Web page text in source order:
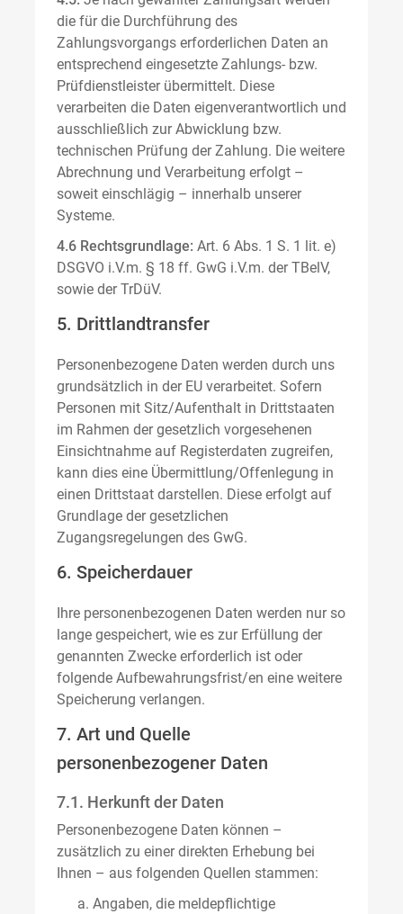
die für die Durchführung des
Zahlungsvorgangs erforderlichen Daten an
entsprechend eingesetzte Zahlungs- bzw.
Prüfdienstleister übermittelt. Diese
verarbeiten die Daten eigenverantwortlich und
ausschließlich zur Abwicklung bzw.
technischen Prüfung der Zahlung. Die weitere
Abrechnung und Verarbeitung erfolgt –
soweit einschlägig – innerhalb unserer
Systeme.
4.6 Rechtsgrundlage: Art. 6 Abs. 1 S. 1 lit. e)
DSGVO i.V.m. § 18 ff. GwG i.V.m. der TBelV,
sowie der TrDüV.
5. Drittlandtransfer
Personenbezogene Daten werden durch uns
grundsätzlich in der EU verarbeitet. Sofern
Personen mit Sitz/Aufenthalt in Drittstaaten
im Rahmen der gesetzlich vorgesehenen
Einsichtnahme auf Registerdaten zugreifen,
kann dies eine Übermittlung/Offenlegung in
einen Drittstaat darstellen. Diese erfolgt auf
Grundlage der gesetzlichen
Zugangsregelungen des GwG.
6. Speicherdauer
Ihre personenbezogenen Daten werden nur so
lange gespeichert, wie es zur Erfüllung der
genannten Zwecke erforderlich ist oder
folgende Aufbewahrungsfrist/en eine weitere
Speicherung verlangen.
7. Art und Quelle
personenbezogener Daten
7.1. Herkunft der Daten
Personenbezogene Daten können –
zusätzlich zu einer direkten Erhebung bei
Ihnen – aus folgenden Quellen stammen:
Angaben, die meldepflichtige